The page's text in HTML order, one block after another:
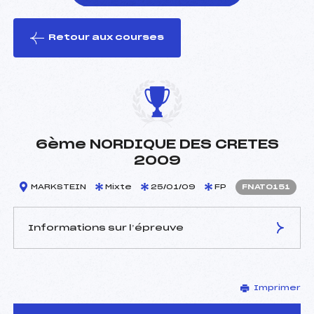
le ski
Retour aux courses
6ème NORDIQUE DES CRETES
2009
MARKSTEIN Mixte 25/01/09 FP FNAT0151
Informations sur l’épreuve
PETITDEMANGE JEAN
MARIE (MV)
Imprimer